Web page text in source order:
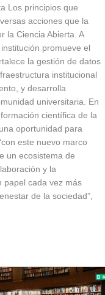
Los principios que
acciones que la
la Ciencia Abierta. A
promueve el
la gestión de datos
institucional
y desarrolla
universitaria. En
científica de la
oportunidad para
este nuevo marco
un ecosistema de
y la
papel cada vez más
de la sociedad”,